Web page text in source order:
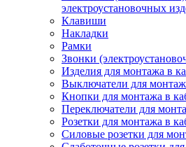
электроустановочных
Клавиши
Накладки
Рамки
Звонки
Изделия для монтажа в
Выключатели для
Кнопки для монтажа в
Переключатели для
Розетки для монтажа в
Силовые розетки для